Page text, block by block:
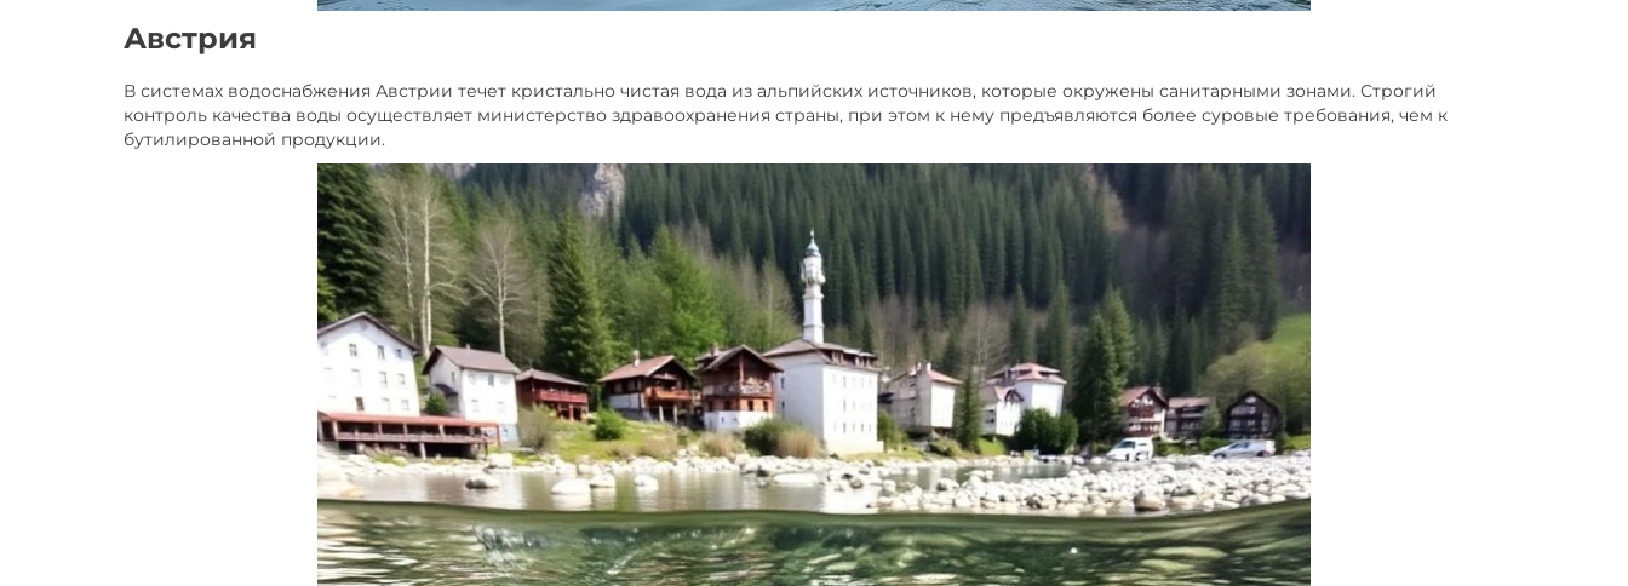
Австрия
В системах водоснабжения Австрии течет кристально чистая вода из альпийских источников, которые окружены санитарными зонами. Строгий
контроль качества воды осуществляет министерство здравоохранения страны, при этом к нему предъявляются более суровые требования, чем к
бутилированной продукции.